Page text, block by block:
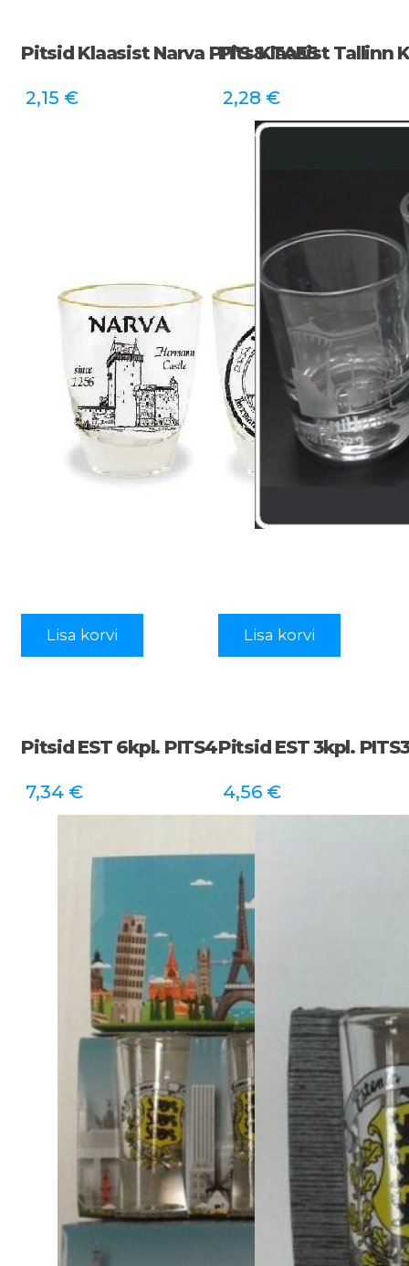
Pitsid Klaasist Narva PITS & TAE5
2,15 €
Lisa korvi
Pits Klaasist Tallinn
2,28 €
Lisa korvi
Pitsid EST 6kpl. PITS4
7,34 €
Pitsid EST 3kpl. PITS3
4,56 €